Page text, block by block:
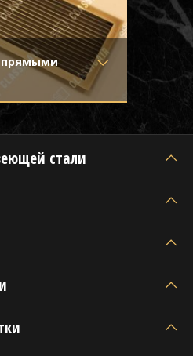
прямыми
с
- Жалюзи
сияние
в интерьер
стали